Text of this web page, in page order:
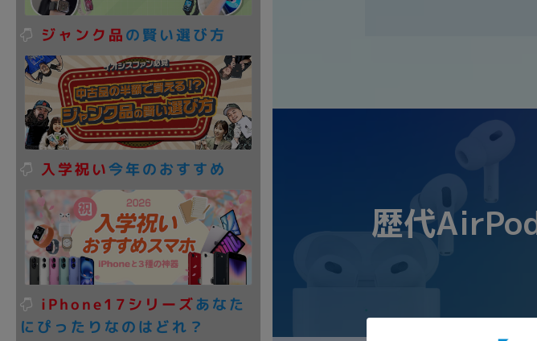
歴代
ジャンク品 の賢い選び方
入学祝い今年のおすすめ
iPhone17シリーズあなた
にぴったりなのはどれ？